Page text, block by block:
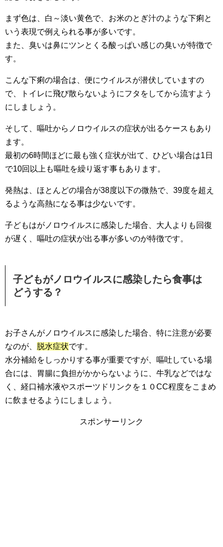
まず色は、白～淡い黄色で、お米のとぎ汁のような下痢と
いう表現で例えられる事が多いです。
また、臭いは鼻にツンとくる酸っぱい感じの臭いが特徴で
す。
こんな下痢の場合は、便にウイルスが潜伏していますの
で、トイレに飛び散らないようにフタをしてから流すよう
にしましょう。
そして、嘔吐からノロウイルスの症状が出るケースもあり
ます。
最初の6時間ほどに最も強く症状が出て、ひどい場合は1日
で10回以上も嘔吐を繰り返す事もあります。
発熱は、ほとんどの場合が38度以下の微熱で、39度を超え
るような高熱になる事は少ないです。
子どもはがノロウイルスに感染した場合、大人よりも回復
が遅く、嘔吐の症状が出る事が多いのが特徴です。
子どもがノロウイルスに感染したら食事は
どうする？
お子さんがノロウイルスに感染した場合、特に注意が必要
なのが、 脱水症状です。
水分補給をしっかりする事が重要ですが、嘔吐している場
合には、胃腸に負担がかからないように、牛乳などではな
く、経口補水液やスポーツドリンクを１０CC程度をこまめ
に飲ませるようにしましょう。
スポンサーリンク